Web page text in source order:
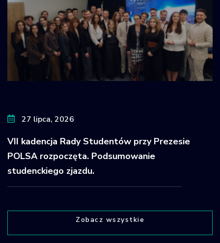
27 lipca, 2026
VII kadencja Rady Studentów przy Prezesie
POLSA rozpoczęta. Podsumowanie
studenckiego zjazdu.
Zobacz wszystkie